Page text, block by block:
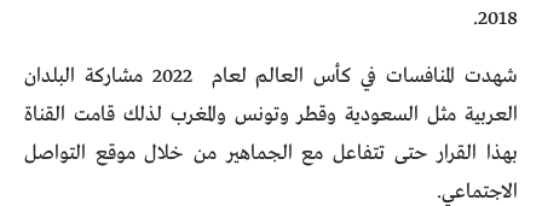
2018.
شهدت المنافسات في كأس العالم لعام 2022 مشاركة البلدان
العربية مثل السعودية وقطر وتونس والمغرب لذلك قامت القناة
بهذا القرار حتى تتفاعل مع الجماهير من خلال موقع التواصل
الاجتماعي.